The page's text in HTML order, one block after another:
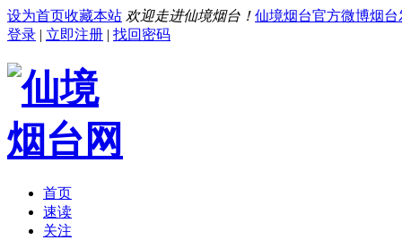
设为首页收藏本站 欢迎走进仙境烟台！ 仙境烟台官方微博烟台
登录 | 立即注册 | 找回密码
首页
速读
关注